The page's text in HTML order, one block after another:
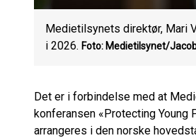
Medietilsynets direktør, Mari
i 2026. Foto: Medietilsynet/
Det er i forbindelse med at
konferansen «Protecting Young
arrangeres i den norske